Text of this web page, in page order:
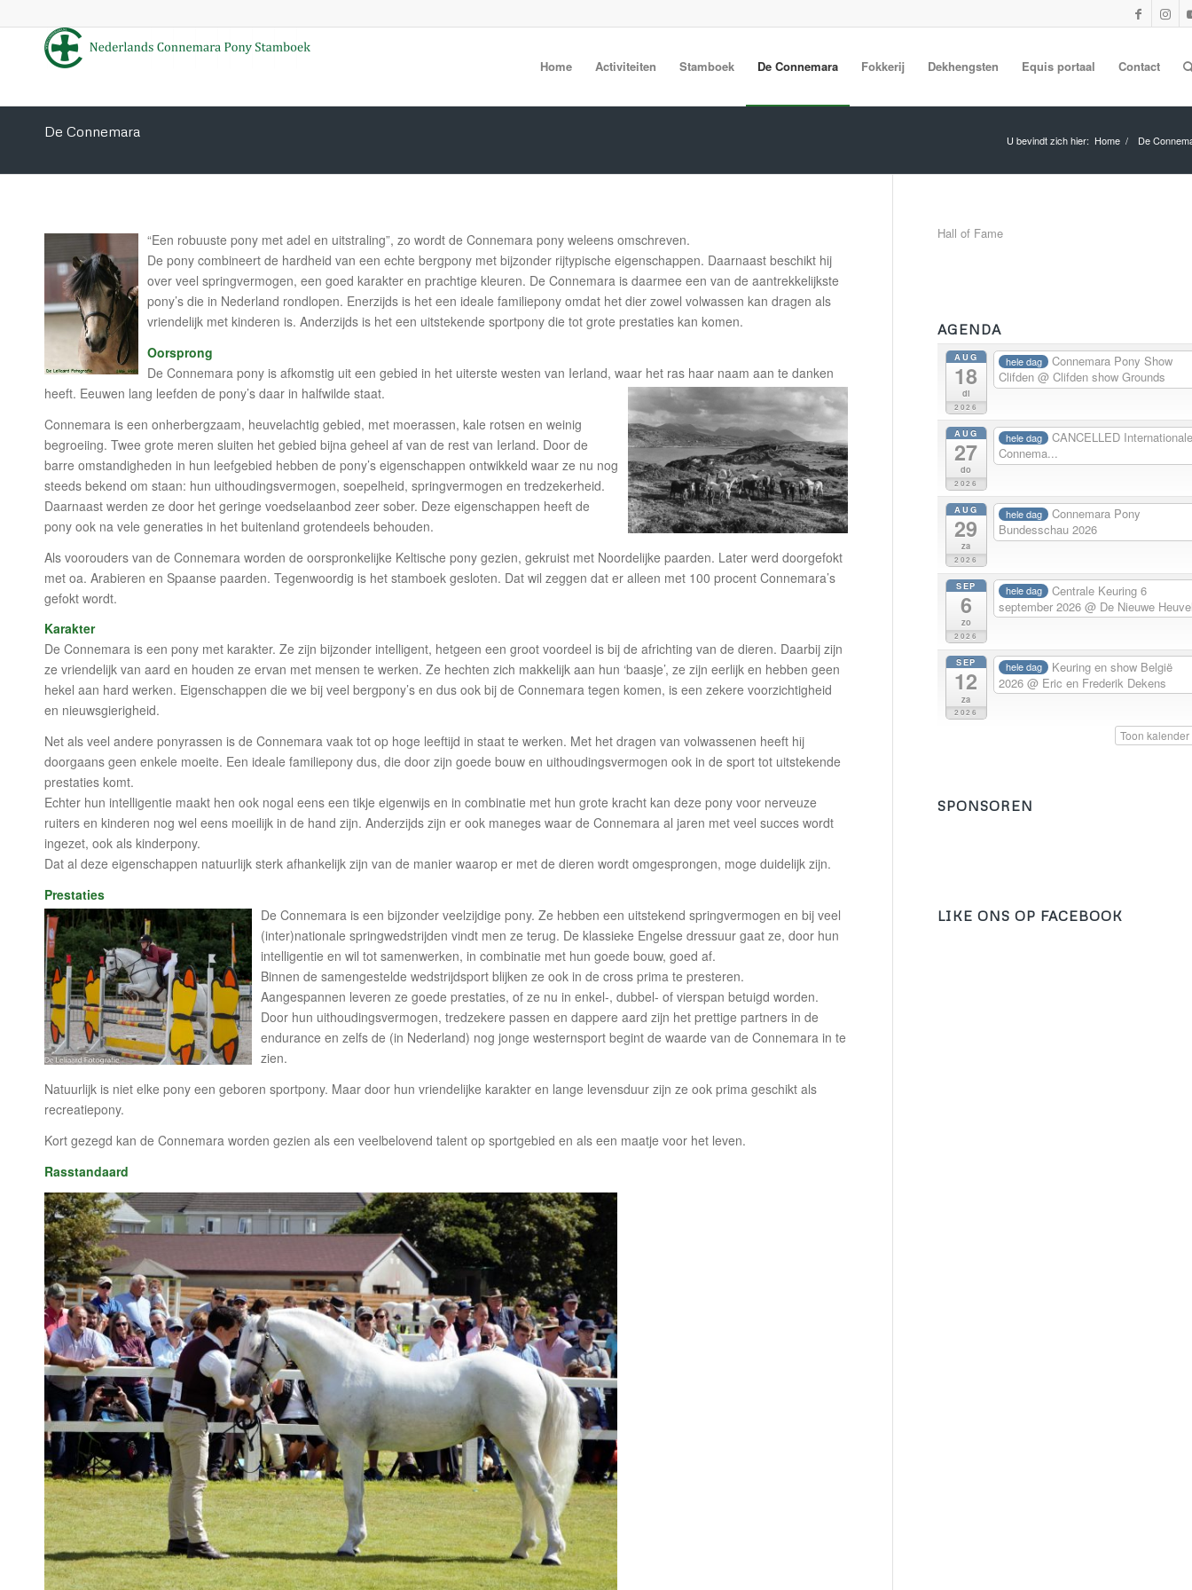
Home Activiteiten Stamboek De Connemara Fokkerij Dekhengsten Equis portaal Contact
De Connemara U bevindt zich hier: Home / De
“Een robuuste pony met adel en uitstraling”, zo wordt de Connemara pony weleens omschreven.
De pony combineert de hardheid van een echte bergpony met bijzonder rijtypische eigenschappen. Daarnaast beschikt hij
over veel springvermogen, een goed karakter en prachtige kleuren. De Connemara is daarmee een van de aantrekkelijkste
pony’s die in Nederland rondlopen. Enerzijds is het een ideale familiepony omdat het dier zowel volwassen kan dragen als
vriendelijk met kinderen is. Anderzijds is het een uitstekende sportpony die tot grote prestaties kan komen.
Oorsprong
De Connemara pony is afkomstig uit een gebied in het uiterste westen van Ierland, waar het ras haar naam aan te danken
heeft. Eeuwen lang leefden de pony’s daar in halfwilde staat.
Connemara is een onherbergzaam, heuvelachtig gebied, met moerassen, kale rotsen en weinig
begroeiing. Twee grote meren sluiten het gebied bijna geheel af van de rest van Ierland. Door de
barre omstandigheden in hun leefgebied hebben de pony’s eigenschappen ontwikkeld waar ze nu nog
steeds bekend om staan: hun uithoudingsvermogen, soepelheid, springvermogen en tredzekerheid.
Daarnaast werden ze door het geringe voedselaanbod zeer sober. Deze eigenschappen heeft de
pony ook na vele generaties in het buitenland grotendeels behouden.
Als voorouders van de Connemara worden de oorspronkelijke Keltische pony gezien, gekruist met Noordelijke paarden. Later werd doorgefokt
met oa. Arabieren en Spaanse paarden. Tegenwoordig is het stamboek gesloten. Dat wil zeggen dat er alleen met 100 procent Connemara’s
gefokt wordt.
Karakter
De Connemara is een pony met karakter. Ze zijn bijzonder intelligent, hetgeen een groot voordeel is bij de africhting van de dieren. Daarbij zijn
ze vriendelijk van aard en houden ze ervan met mensen te werken. Ze hechten zich makkelijk aan hun ‘baasje’, ze zijn eerlijk en hebben geen
hekel aan hard werken. Eigenschappen die we bij veel bergpony’s en dus ook bij de Connemara tegen komen, is een zekere voorzichtigheid
en nieuwsgierigheid.
Net als veel andere ponyrassen is de Connemara vaak tot op hoge leeftijd in staat te werken. Met het dragen van volwassenen heeft hij
doorgaans geen enkele moeite. Een ideale familiepony dus, die door zijn goede bouw en uithoudingsvermogen ook in de sport tot uitstekende
prestaties komt.
Echter hun intelligentie maakt hen ook nogal eens een tikje eigenwijs en in combinatie met hun grote kracht kan deze pony voor nerveuze
ruiters en kinderen nog wel eens moeilijk in de hand zijn. Anderzijds zijn er ook maneges waar de Connemara al jaren met veel succes wordt
ingezet, ook als kinderpony.
Dat al deze eigenschappen natuurlijk sterk afhankelijk zijn van de manier waarop er met de dieren wordt omgesprongen, moge duidelijk zijn.
Prestaties
De Connemara is een bijzonder veelzijdige pony. Ze hebben een uitstekend springvermogen en bij veel
(inter)nationale springwedstrijden vindt men ze terug. De klassieke Engelse dressuur gaat ze, door hun
intelligentie en wil tot samenwerken, in combinatie met hun goede bouw, goed af.
Binnen de samengestelde wedstrijdsport blijken ze ook in de cross prima te presteren.
Aangespannen leveren ze goede prestaties, of ze nu in enkel-, dubbel- of vierspan betuigd worden.
Door hun uithoudingsvermogen, tredzekere passen en dappere aard zijn het prettige partners in de
endurance en zelfs de (in Nederland) nog jonge westernsport begint de waarde van de Connemara in te
zien.
Natuurlijk is niet elke pony een geboren sportpony. Maar door hun vriendelijke karakter en lange levensduur zijn ze ook prima geschikt als
recreatiepony.
Kort gezegd kan de Connemara worden gezien als een veelbelovend talent op sportgebied en als een maatje voor het leven.
Rasstandaard
Hall of Fame
AGENDA
AUG
18
di
2026
hele dag
Connemara Pony Show
Clifden @ Clifden show Grounds
AUG
27
do
2026
hele dag
CANCELLED
Connema...
AUG
29
za
2026
hele dag
Connemara Pony
Bundesschau 2026
SEP
6
zo
2026
hele dag
Centrale Keuring 6
september 2026 @ De Nieuwe
SEP
12
za
2026
hele dag
Keuring en show België
2026 @ Eric en Frederik Dekens
Toon kalender
SPONSOREN
LIKE ONS OP FACEBOOK